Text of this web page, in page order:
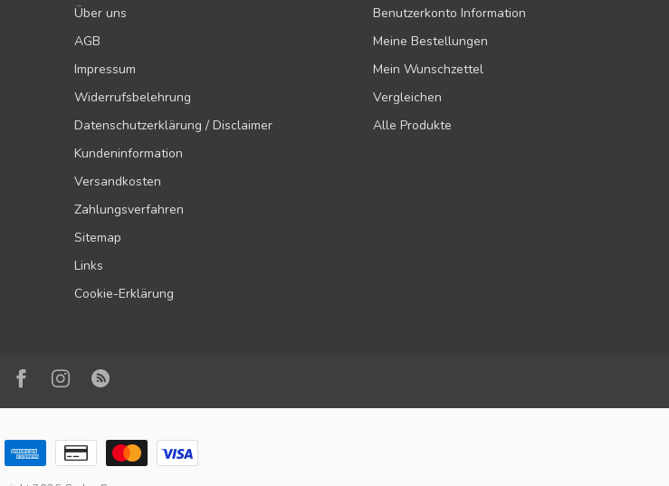
Über uns
AGB
Impressum
Widerrufsbelehrung
Datenschutzerklärung / Disclaimer
Kundeninformation
Versandkosten
Zahlungsverfahren
Sitemap
Links
Cookie-Erklärung
Benutzerkonto Information
Meine Bestellungen
Mein Wunschzettel
Vergleichen
Alle Produkte